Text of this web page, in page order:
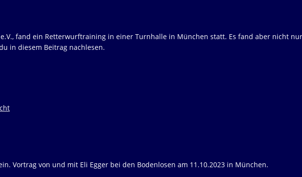
fand ein Retterwurftraining in einer Turnhalle in München statt. Es fand aber nicht
in diesem Beitrag nachlesen.
Vortrag von und mit Eli Egger bei den Bodenlosen am 11.10.2023 in München.